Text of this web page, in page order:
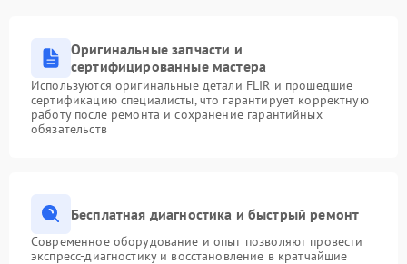
Оригинальные запчасти и
сертифицированные мастера
Используются оригинальные детали FLIR и прошедшие
сертификацию специалисты, что гарантирует корректную
работу после ремонта и сохранение гарантийных
обязательств
Бесплатная диагностика и быстрый ремонт
Современное оборудование и опыт позволяют провести
экспресс-диагностику и восстановление в кратчайшие